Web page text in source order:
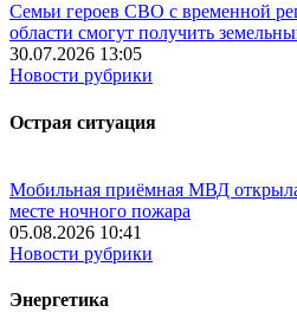
Семьи героев СВО с временной
области смогут получить
30.07.2026 13:05
Новости рубрики
Острая ситуация
Мобильная приёмная МВД
месте ночного пожара
05.08.2026 10:41
Новости рубрики
Энергетика